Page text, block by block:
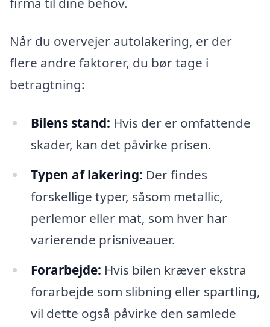
Når du overvejer autolakering, er der
flere andre faktorer, du bør tage i
betragtning:
Bilens stand: Hvis der er omfattende
skader, kan det påvirke prisen.
Typen af lakering: Der findes
forskellige typer, såsom metallic,
perlemor eller mat, som hver har
varierende prisniveauer.
Forarbejde: Hvis bilen kræver ekstra
forarbejde som slibning eller spartling,
vil dette også påvirke den samlede